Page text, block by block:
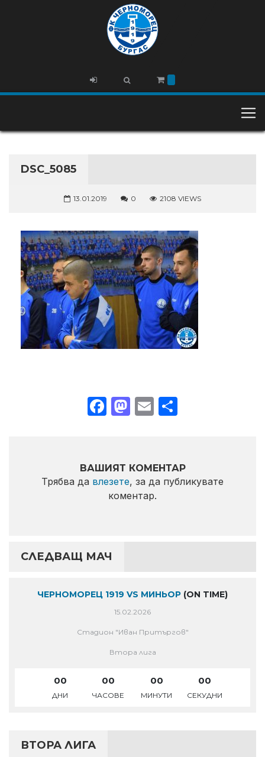
DSC_5085
13.01.2019 0 2108 VIEWS
Facebook
Mastodon
Email
ВАШИЯТ КОМЕНТАР
Трябва да влезете, за да публикувате
коментар.
СЛЕДВАЩ МАЧ
ЧЕРНОМОРЕЦ 1919 VS МИНЬОР (ON TIME)
15.02.2026
Стадион "Иван Притъргов"
Втора лига
00
ДНИ
00
ЧАСОВЕ
00
МИНУТИ
00
СЕКУДНИ
ВТОРА ЛИГА